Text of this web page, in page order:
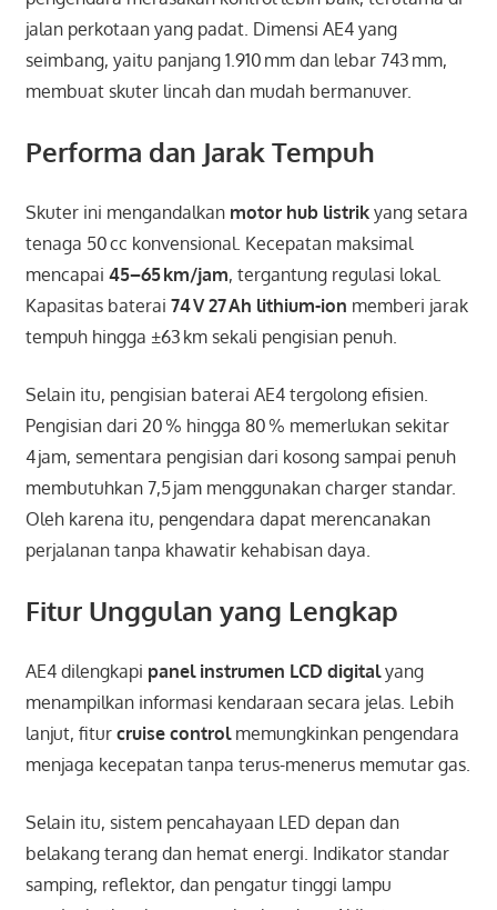
jalan perkotaan yang padat. Dimensi AE4 yang
seimbang, yaitu panjang 1.910 mm dan lebar 743 mm,
membuat skuter lincah dan mudah bermanuver.
Performa dan Jarak Tempuh
Skuter ini mengandalkan motor hub listrikyang setara
tenaga 50 cc konvensional. Kecepatan maksimal
mencapai 45–65 km/jam, tergantung regulasi lokal.
Kapasitas baterai 74 V 27 Ah lithium-ion memberi jarak
tempuh hingga ±63 km sekali pengisian penuh.
Selain itu, pengisian baterai AE4 tergolong efisien.
Pengisian dari 20 % hingga 80 % memerlukan sekitar
4 jam, sementara pengisian dari kosong sampai penuh
membutuhkan 7,5 jam menggunakan charger standar.
Oleh karena itu, pengendara dapat merencanakan
perjalanan tanpa khawatir kehabisan daya.
Fitur Unggulan yang Lengkap
AE4 dilengkapi panel instrumen LCD digitalyang
menampilkan informasi kendaraan secara jelas. Lebih
lanjut, fitur cruise controlmemungkinkan pengendara
menjaga kecepatan tanpa terus-menerus memutar gas.
Selain itu, sistem pencahayaan LED depan dan
belakang terang dan hemat energi. Indikator standar
samping, reflektor, dan pengatur tinggi lampu